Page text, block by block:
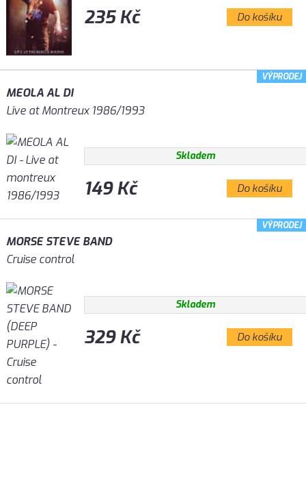
235 Kč Do košíku
MEOLA AL DI
Live at Montreux 1986/1993
Skladem
149 Kč Do košíku
VÝPRODEJ
MORSE STEVE BAND
Cruise control
Skladem
329 Kč Do košíku
VÝPRODEJ